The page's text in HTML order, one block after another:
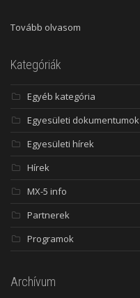
Tovább olvasom
Kategóriák
Egyéb kategória
Egyesületi dokumentumok
Egyesületi hírek
Hírek
MX-5 info
Partnerek
Programok
Archívum